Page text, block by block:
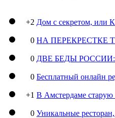
+2 Дом с секретом, или
0 НА ПЕРЕКРЕСТКЕ
0 ДВЕ БЕДЫ
0 Бесплатный онлайн
+1 В Амстердаме старую
0 Уникальные